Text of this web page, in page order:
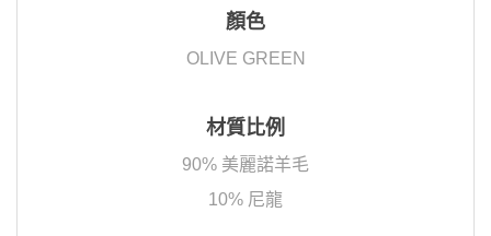
顏色
OLIVE GREEN
材質比例
90% 美麗諾羊毛
10% 尼龍